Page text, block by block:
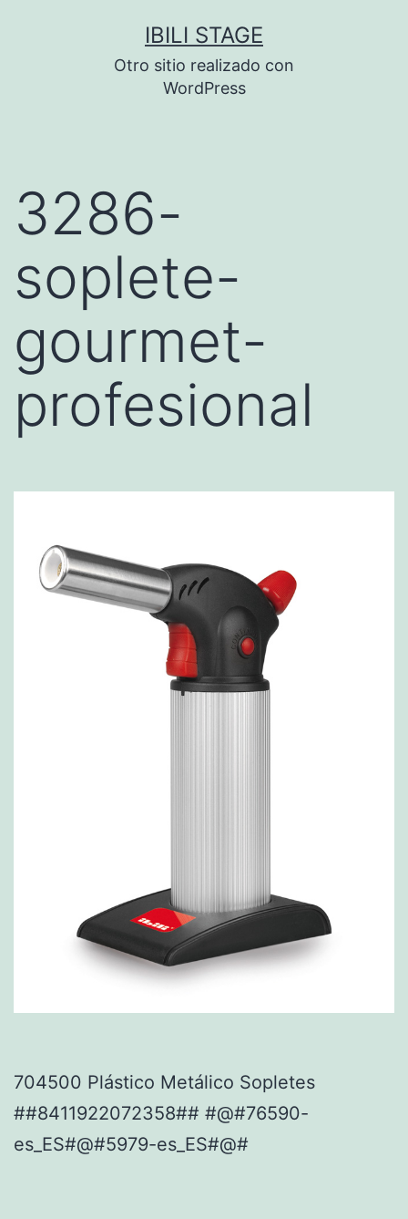
IBILI STAGE
Otro sitio realizado con
WordPress
3286-
soplete-
gourmet-
profesional
704500 Plástico Metálico Sopletes
##8411922072358## #@#76590-
es_ES#@#5979-es_ES#@#